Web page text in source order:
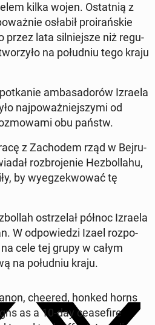
kilka wojen. Ostat­nią z
osłabił pro­irań­skie
przez lata sil­niej­sze niż re­gu­
na po­łu­dniu tego kraju
am­ba­sa­do­rów Izraela
naj­po­waż­niej­szy­mi od
obu państw.
z Za­cho­dem rząd w Bej­ru­
roz­bro­je­nie He­zbol­la­hu,
by wy­eg­ze­kwo­wać tę
ostrze­lał północ Izraela
W od­po­wie­dzi Izael roz­po­
cele tej grupy w całym
na po­łu­dniu kraju.
cheered, honked horns
as a 10-day ce­ase­fi­re